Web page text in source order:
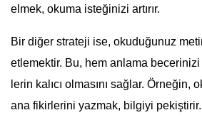
elmek, okuma isteğinizi artırır.
Bir diğer strateji ise, okuduğunuz
etlemektir. Bu, hem anlama
lerin kalıcı olmasını sağlar. Örneğin,
ana fikirlerini yazmak, bilgiyi pekiştirir.